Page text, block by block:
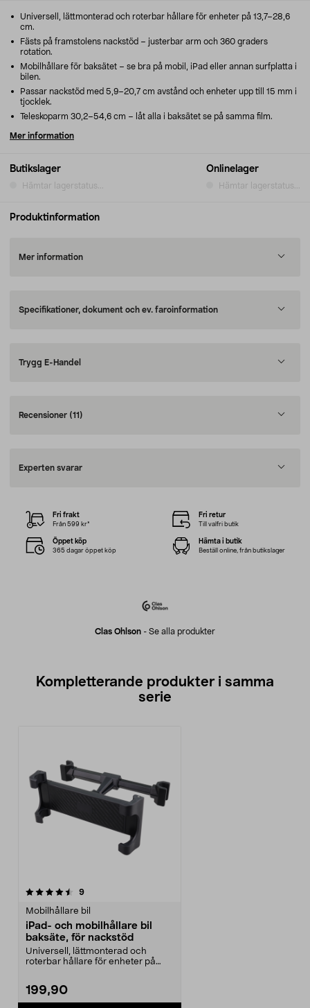
Butikslager
Hämtar lagerstatus...
Onlinelager
Hämtar lagerstatus...
Universell, lättmonterad och roterbar hållare för enheter på 13,7–28,6
cm.
Fästs på framstolens nackstöd – justerbar arm och 360 graders
rotation.
Mobilhållare för baksätet – se bra på mobil, iPad eller annan surfplatta i
bilen.
Passar nackstöd med 5,9–20,7 cm avstånd och enheter upp till 15 mm i
tjocklek.
Teleskoparm 30,2–54,6 cm – låt alla i baksätet se på samma film.
Mer information
Produktinformation
Mer information
Specifikationer, dokument och ev. faroinformation
Trygg E-Handel
Recensioner (11)
Experten svarar
Clas Ohlson - Se alla produkter
Fri frakt
Från 599 kr*
Fri retur
Till valfri butik
Öppet köp
365 dagar öppet köp
Hämta i butik
Beställ online, från butikslager
Kompletterande produkter i samma
serie
9recensioner
Mobilhållare bil
iPad- och mobilhållare bil
baksäte, för nackstöd
Universell, lättmonterad och
roterbar hållare för enheter på
199,90